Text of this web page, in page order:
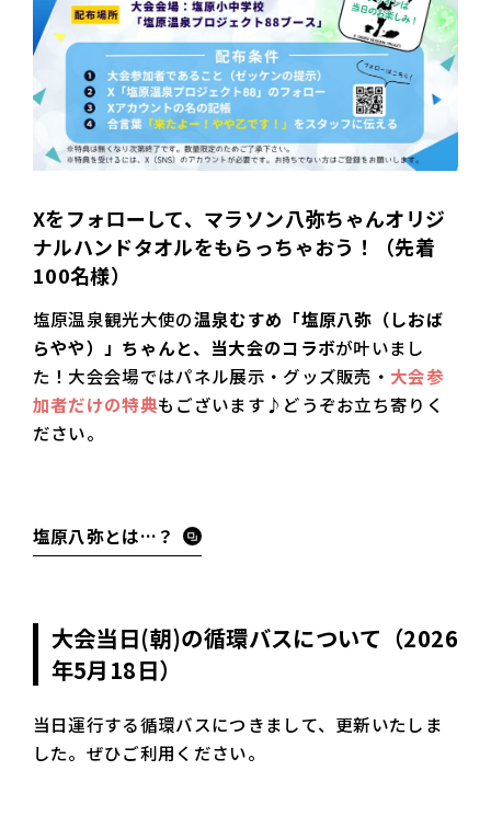
Xをフォローして、マラソン八弥ちゃんオリジ
ナルハンドタオルをもらっちゃおう！（先着
100名様）
塩原温泉観光大使の温泉むすめ「塩原八弥（しおば
らやや）」ちゃんと、当大会のコラボが叶いまし
た！大会会場ではパネル展示・グッズ販売・ 大会参
加者だけの特典もございます♪どうぞお立ち寄りく
ださい。
塩原八弥とは…？
大会当日(朝)の循環バスについて（2026
年5月18日）
当日運行する循環バスにつきまして、更新いたしま
した。ぜひご利用ください。